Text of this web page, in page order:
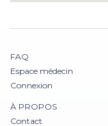
FAQ
Espace médecin
Connexion
À PROPOS
Contact